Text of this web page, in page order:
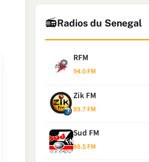
📻Radios du Senegal
RFM
94.0 FM
Zik FM
89.7 FM
Sud FM
98.5 FM